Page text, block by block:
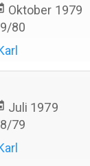
Oktober 1979
80
Juli 1979
79